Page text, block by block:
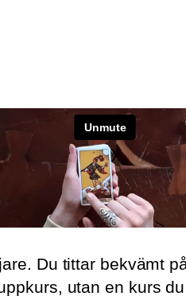
Du tittar bekvämt
utan en kurs